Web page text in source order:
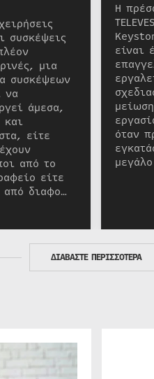
συσκέψεις
μια
συσκέψεων
να
άμεσα,
και
είτε
από το
είτε
από διαφο…
Η
είναι
όταν
ΔΙΑΒΑΣΤΕ ΠΕΡΙΣΣΟΤΕΡΑ